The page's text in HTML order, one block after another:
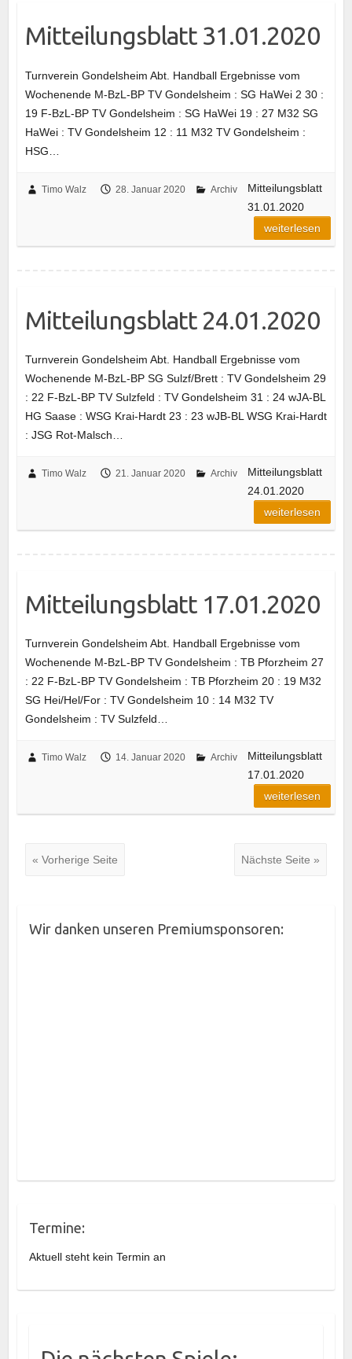
Mitteilungsblatt 31.01.2020
Turnverein Gondelsheim Abt. Handball Ergebnisse vom
Wochenende M-BzL-BP TV Gondelsheim : SG HaWei 2 30 :
19 F-BzL-BP TV Gondelsheim : SG HaWei 19 : 27 M32 SG
HaWei : TV Gondelsheim 12 : 11 M32 TV Gondelsheim :
HSG…
Timo Walz 28. Januar 2020 Archiv
Mitteilungsblatt
31.01.2020
weiterlesen
Mitteilungsblatt 24.01.2020
Turnverein Gondelsheim Abt. Handball Ergebnisse vom
Wochenende M-BzL-BP SG Sulzf/Brett : TV Gondelsheim 29
: 22 F-BzL-BP TV Sulzfeld : TV Gondelsheim 31 : 24 wJA-BL
HG Saase : WSG Krai-Hardt 23 : 23 wJB-BL WSG Krai-Hardt
: JSG Rot-Malsch…
Timo Walz 21. Januar 2020 Archiv
Mitteilungsblatt
24.01.2020
weiterlesen
Mitteilungsblatt 17.01.2020
Turnverein Gondelsheim Abt. Handball Ergebnisse vom
Wochenende M-BzL-BP TV Gondelsheim : TB Pforzheim 27
: 22 F-BzL-BP TV Gondelsheim : TB Pforzheim 20 : 19 M32
SG Hei/Hel/For : TV Gondelsheim 10 : 14 M32 TV
Gondelsheim : TV Sulzfeld…
Timo Walz 14. Januar 2020 Archiv
Mitteilungsblatt
17.01.2020
weiterlesen
« Vorherige Seite Nächste Seite »
Wir danken unseren Premiumsponsoren:
Termine:
Aktuell steht kein Termin an